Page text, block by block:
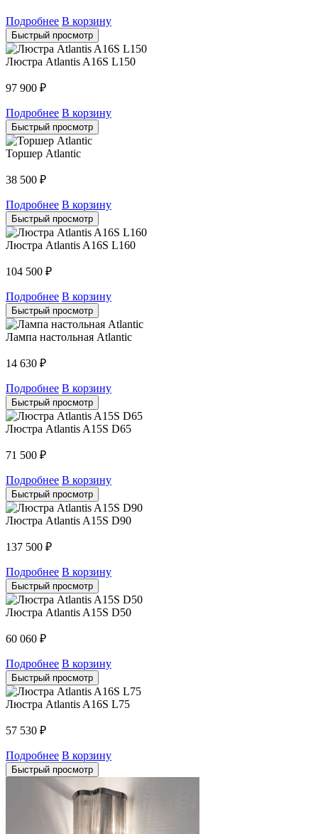
Подробнее В корзину
Быстрый просмотр
Люстра Atlantis A16S L150
97 900 ₽
Подробнее В корзину
Быстрый просмотр
Торшер Atlantic
38 500 ₽
Подробнее В корзину
Быстрый просмотр
Люстра Atlantis A16S L160
104 500 ₽
Подробнее В корзину
Быстрый просмотр
Лампа настольная Atlantic
14 630 ₽
Подробнее В корзину
Быстрый просмотр
Люстра Atlantis A15S D65
71 500 ₽
Подробнее В корзину
Быстрый просмотр
Люстра Atlantis A15S D90
137 500 ₽
Подробнее В корзину
Быстрый просмотр
Люстра Atlantis A15S D50
60 060 ₽
Подробнее В корзину
Быстрый просмотр
Люстра Atlantis A16S L75
57 530 ₽
Подробнее В корзину
Быстрый просмотр